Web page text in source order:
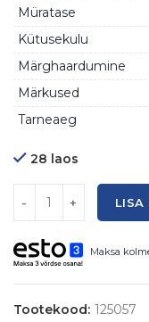
Müratase
Kütusekulu
Märghaardumine
Märkused
Tarneaeg
28 laos
LISA
Maksa
Tootekood: 125057